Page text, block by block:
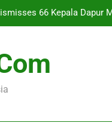
66 Kepala Dapur
Pertahankan Hak
dan Pembinaan Talenta